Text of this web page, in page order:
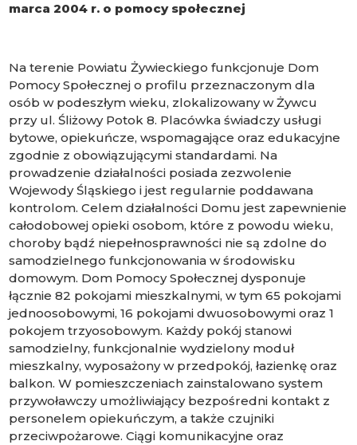
marca 2004 r. o pomocy społecznej
Na terenie Powiatu Żywieckiego funkcjonuje Dom
Pomocy Społecznej o profilu przeznaczonym dla
osób w podeszłym wieku, zlokalizowany w Żywcu
przy ul. Śliżowy Potok 8. Placówka świadczy usługi
bytowe, opiekuńcze, wspomagające oraz edukacyjne
zgodnie z obowiązującymi standardami. Na
prowadzenie działalności posiada zezwolenie
Wojewody Śląskiego i jest regularnie poddawana
kontrolom. Celem działalności Domu jest zapewnienie
całodobowej opieki osobom, które z powodu wieku,
choroby bądź niepełnosprawności nie są zdolne do
samodzielnego funkcjonowania w środowisku
domowym. Dom Pomocy Społecznej dysponuje
łącznie 82 pokojami mieszkalnymi, w tym 65 pokojami
jednoosobowymi, 16 pokojami dwuosobowymi oraz 1
pokojem trzyosobowym. Każdy pokój stanowi
samodzielny, funkcjonalnie wydzielony moduł
mieszkalny, wyposażony w przedpokój, łazienkę oraz
balkon. W pomieszczeniach zainstalowano system
przywoławczy umożliwiający bezpośredni kontakt z
personelem opiekuńczym, a także czujniki
przeciwpożarowe. Ciągi komunikacyjne oraz